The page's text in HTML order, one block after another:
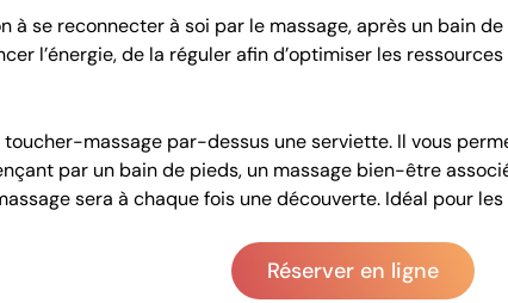
à se reconnecter à soi par le massage, après un bain
l’énergie, de la réguler afin d’optimiser les
toucher-massage par-dessus une serviette. Il vous
par un bain de pieds, un massage bien-être
sera à chaque fois une découverte. Idéal pour
Réserver en ligne